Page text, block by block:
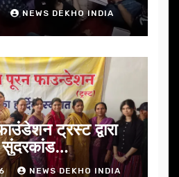
NEWS DEKHO INDIA
ट्रस्ट द्वारा
सुंदरकांड
NEWS DEKHO INDIA